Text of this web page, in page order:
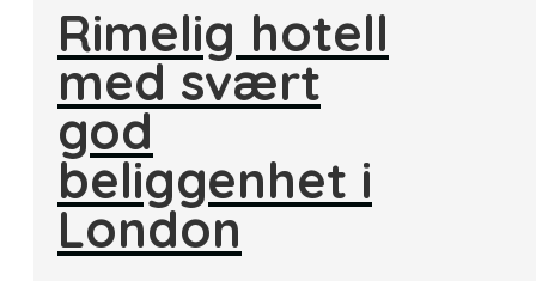
Rimelig hotell
med svært
god
beliggenhet i
London